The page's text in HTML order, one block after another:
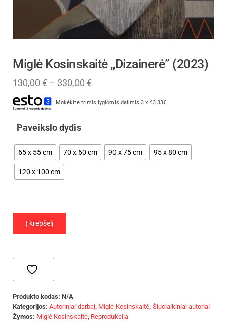
Miglė Kosinskaitė „Dizainerė” (2023)
130,00 € – 330,00 €
Mokėkite trimis lygiomis dalimis 3 x 43.33€
Paveikslo dydis
65 x 55 cm 70 x 60 cm 90 x 75 cm 95 x 80 cm
120 x 100 cm
Į krepšelį
Produkto kodas: N/A
Kategorijos: Autoriniai darbai, Miglė Kosinskaitė, Šiuolaikiniai autoriai
Žymos: Miglė Kosinskaitė, Reprodukcija